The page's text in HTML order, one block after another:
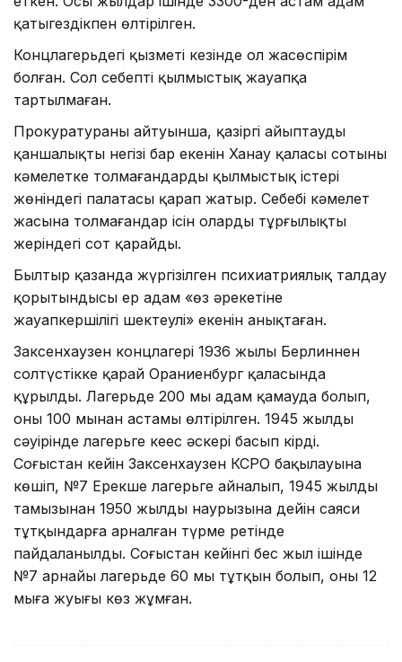
қатыгездікпен өлтірілген.
Концлагерьдегі қызметі кезінде ол жасөспірім
болған. Сол себепті қылмыстық жауапқа
тартылмаған.
Прокуратураның айтуынша, қазіргі айыптаудың
қаншалықты негізі бар екенін Ханау қаласы сотының
кәмелетке толмағандардың қылмыстық істері
жөніндегі палатасы қарап жатыр. Себебі кәмелет
жасына толмағандар ісін олардың тұрғылықты
жеріндегі сот қарайды.
Былтыр қазанда жүргізілген психиатриялық талдау
қорытындысы ер адам «өз әрекетіне
жауапкершілігі шектеулі» екенін анықтаған.
Заксенхаузен концлагері 1936 жылы Берлиннен
солтүстікке қарай Ораниенбург қаласында
құрылды. Лагерьде 200 мың адам қамауда болып,
оның 100 мыңнан астамы өлтірілген. 1945 жылдың
сәуірінде лагерьге кеңес әскері басып кірді.
Соғыстан кейін Заксенхаузен КСРО бақылауына
көшіп, №7 Ерекше лагерьге айналып, 1945 жылдың
тамызынан 1950 жылдың наурызына дейін саяси
тұтқындарға арналған түрме ретінде
пайдаланылды. Соғыстан кейінгі бес жыл ішінде
№7 арнайы лагерьде 60 мың тұтқын болып, оның 12
мыңға жуығы көз жұмған.